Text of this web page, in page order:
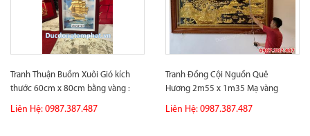
Tranh Thuận Buồm Xuôi Gió kích
thước 60cm x 80cm bằng vàng :
Liên Hệ: 0987.387.487
Tranh Đồng Cội Nguồn Quê
Hương 2m55 x 1m35 Mạ vàng
Liên Hệ: 0987.387.487